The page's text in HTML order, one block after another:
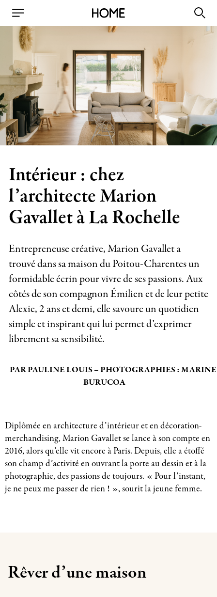
Intérieur : chez
l’architecte Marion
Gavallet à La Rochelle
Entrepreneuse créative, Marion Gavallet a
trouvé dans sa maison du Poitou-Charentes un
formidable écrin pour vivre de ses passions. Aux
côtés de son compagnon Émilien et de leur petite
Alexie, 2 ans et demi, elle savoure un quotidien
simple et inspirant qui lui permet d’exprimer
librement sa sensibilité.
PAR PAULINE LOUIS – PHOTOGRAPHIES : MARINE
BURUCOA
Diplômée en architecture d’intérieur et en décoration-
merchandising, Marion Gavallet se lance à son compte en
2016, alors qu’elle vit encore à Paris. Depuis, elle a étoffé
son champ d’activité en ouvrant la porte au dessin et à la
photographie, des passions de toujours. « Pour l’instant,
je ne peux me passer de rien ! », sourit la jeune femme.
Rêver d’une maison